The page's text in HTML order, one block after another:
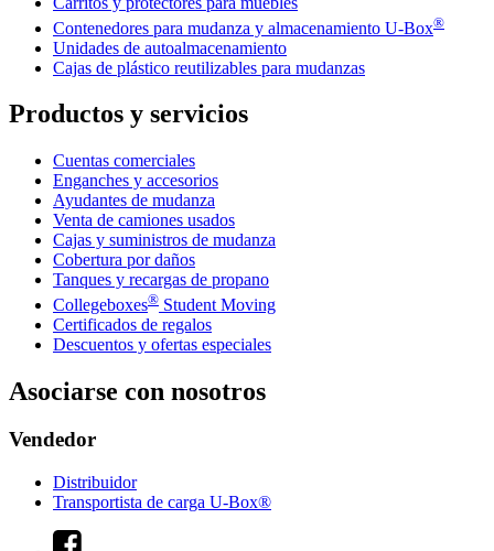
Contenedores para mudanza y almacenamiento U-Box®
Unidades de autoalmacenamiento
Cajas de plástico reutilizables para mudanzas
Productos y servicios
Cuentas comerciales
Enganches y accesorios
Ayudantes de mudanza
Venta de camiones usados
Cajas y suministros de mudanza
Cobertura por daños
Tanques y recargas de propano
Collegeboxes® Student Moving
Certificados de regalos
Descuentos y ofertas especiales
Asociarse con nosotros
Vendedor
Distribuidor
Transportista de carga U-Box®